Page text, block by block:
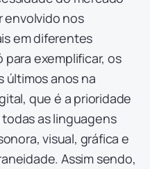
envolvido nos
em diferentes
exemplificar, os
últimos anos na
que é a prioridade
as linguagens
visual, gráfica e
Assim sendo,